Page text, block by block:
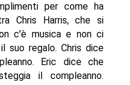
per come ha
Chris Harris, che si
c'è musica e non ci
suo regalo. Chris dice
Eric dice che
il compleanno.